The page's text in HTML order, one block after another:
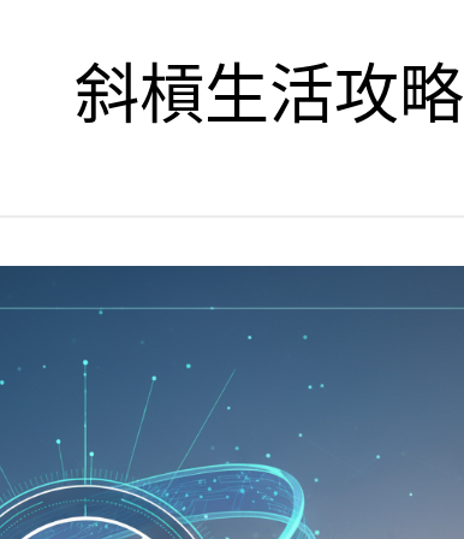
斜槓生活攻略